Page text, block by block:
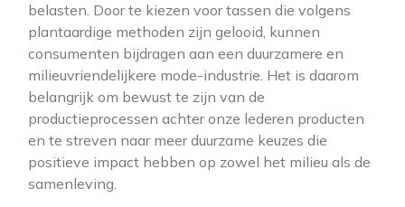
belasten. Door te kiezen voor tassen die volgens
plantaardige methoden zijn gelooid, kunnen
consumenten bijdragen aan een duurzamere en
milieuvriendelijkere mode-industrie. Het is daarom
belangrijk om bewust te zijn van de
productieprocessen achter onze lederen producten
en te streven naar meer duurzame keuzes die
positieve impact hebben op zowel het milieu als de
samenleving.